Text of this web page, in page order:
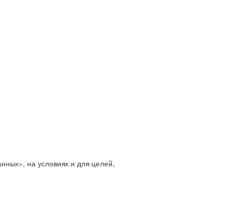
на условиях и для целей,